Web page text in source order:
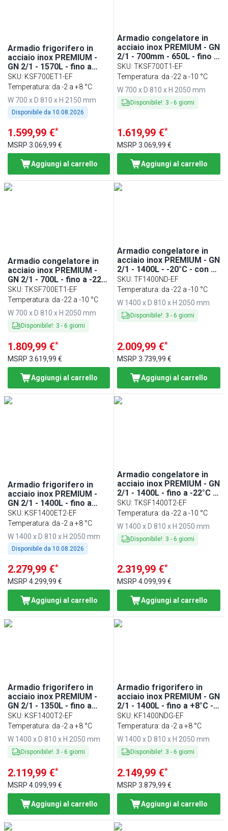
Armadio frigorifero in
acciaio inox PREMIUM -
GN 2/1 - 1570L - fino a
+8°C - con 1 porta piena -
ventilato; LED; tecnologia
Binari & Griglie portanti
SKU: KSF700ET1-EF
Temperatura: da -2 a +8 °C
W 700 x D 810 x H 2150 mm
Disponibile da 10.08.2026
1.599,99 €*
MSRP 3.069,99 €
Aggiungi al carrello
Armadio congelatore in
acciaio inox PREMIUM - GN
2/1 - 700mm - 650L - fino a
-22°C - con 1 porta in
vetro - professionale;
SKU:TKSF700T1-EF
Temperatura: da -22 a -10 °C
W 700 x D 810 x H 2050 mm
Disponibile!: 3 - 6 giorni
1.619,99 €*
MSRP3.069,99 €
Aggiungi al carrello
Armadio congelatore in
acciaio inox PREMIUM -
GN 2/1 - 700L - fino a -22°C
- con 1 porta - ventilato;
LED; porte autochiudenti
SKU: TKSF700ET1-EF
Temperatura: da -22 a -10 °C
W 700 x D 810 x H 2050 mm
Disponibile!: 3 - 6 giorni
1.809,99 €*
MSRP 3.619,99 €
Aggiungi al carrello
Armadio congelatore in
acciaio inox PREMIUM - GN
2/1 - 1400L - -20°C - con 2
porte in vetro
SKU:TF1400ND-EF
Temperatura: da -22 a -10 °C
W 1400 x D 810 x H 2050 mm
Disponibile!: 3 - 6 giorni
2.009,99 €*
MSRP3.739,99 €
Aggiungi al carrello
Armadio frigorifero in
acciaio inox PREMIUM -
GN 2/1 - 1400L - fino a
+8°C - con 2 porte -
ventilato; LED; inverter;
SKU: KSF1400ET2-EF
Temperatura: da -2 a +8 °C
W 1400 x D 810 x H 2050 mm
Disponibile da 10.08.2026
2.279,99 €*
MSRP 4.299,99 €
Aggiungi al carrello
Armadio congelatore in
acciaio inox PREMIUM - GN
2/1 - 1400L - fino a -22°C -
con 2 porte - ventilato;
LED; porte autochiudenti
SKU:TKSF1400T2-EF
Temperatura: da -22 a -10 °C
W 1400 x D 810 x H 2050 mm
Disponibile!: 3 - 6 giorni
2.319,99 €*
MSRP4.099,99 €
Aggiungi al carrello
Armadio frigorifero in
acciaio inox PREMIUM -
GN 2/1 - 1350L - fino a
+8°C - con 2 porte
SKU: KSF1400T2-EF
Temperatura: da -2 a +8 °C
W 1400 x D 810 x H 2050 mm
Disponibile!: 3 - 6 giorni
2.119,99 €*
MSRP 4.099,99 €
Aggiungi al carrello
Armadio frigorifero in
acciaio inox PREMIUM - GN
2/1 - 1400L - fino a +8°C -
con 2 porte in vetro
SKU: KF1400NDG-EF
Temperatura: da -2 a +8 °C
W 1400 x D 810 x H 2050 mm
Disponibile!: 3 - 6 giorni
2.149,99 €*
MSRP3.879,99 €
Aggiungi al carrello